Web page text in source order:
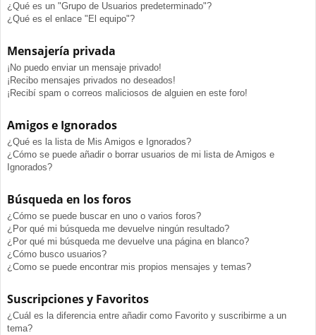
¿Qué es un "Grupo de Usuarios predeterminado"?
¿Qué es el enlace "El equipo"?
Mensajería privada
¡No puedo enviar un mensaje privado!
¡Recibo mensajes privados no deseados!
¡Recibí spam o correos maliciosos de alguien en este foro!
Amigos e Ignorados
¿Qué es la lista de Mis Amigos e Ignorados?
¿Cómo se puede añadir o borrar usuarios de mi lista de Amigos e
Ignorados?
Búsqueda en los foros
¿Cómo se puede buscar en uno o varios foros?
¿Por qué mi búsqueda me devuelve ningún resultado?
¿Por qué mi búsqueda me devuelve una página en blanco?
¿Cómo busco usuarios?
¿Como se puede encontrar mis propios mensajes y temas?
Suscripciones y Favoritos
¿Cuál es la diferencia entre añadir como Favorito y suscribirme a un
tema?